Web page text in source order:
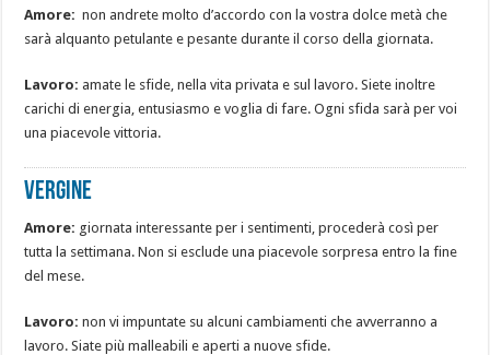
Amore: non andrete molto d’accordo con la vostra dolce metà che
sarà alquanto petulante e pesante durante il corso della giornata.
Lavoro: amate le sfide, nella vita privata e sul lavoro. Siete inoltre
carichi di energia, entusiasmo e voglia di fare. Ogni sfida sarà per voi
una piacevole vittoria.
Vergine
Amore: giornata interessante per i sentimenti, procederà così per
tutta la settimana. Non si esclude una piacevole sorpresa entro la fine
del mese.
Lavoro: non vi impuntate su alcuni cambiamenti che avverranno a
lavoro. Siate più malleabili e aperti a nuove sfide.